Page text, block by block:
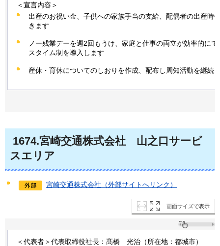
＜宣言内容＞
出産のお祝い金、子供への家族手当の支給、配偶者の出産時
きます
ノー残業デーを週2回もうけ、家庭と仕事の両立が効率的に
スタイム制を導入します
産休・育休についてのしおりを作成、配布し周知活動を継続
1674.宮崎交通株式会社
山之口サービ
スエリア
宮崎交通株式会社（外部サイトへリンク）
画面サイズで表示
＜代表者＞代表取締役社長：髙橋 光治 （所在地：都城市）